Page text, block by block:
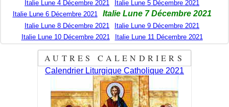
Italie Lune 4 Décembre 2021
Italie Lune 5 Décembre 2021
Italie Lune 6 Décembre 2021
Italie Lune 7 Décembre 2021
Italie Lune 8 Décembre 2021
Italie Lune 9 Décembre 2021
Italie Lune 10 Décembre 2021
Italie Lune 11 Décembre 2021
AUTRES CALENDRIERS
Calendrier Liturgique Catholique 2021